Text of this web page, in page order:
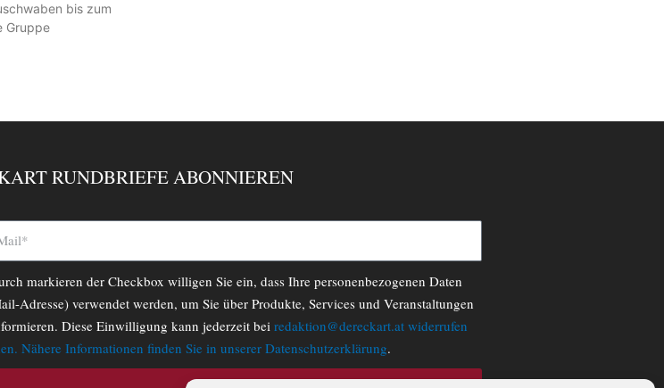
bis zum
Gruppe
RUNDBRIEFE ABONNIEREN
markieren der Checkbox willigen Sie ein, dass Ihre personenbezogenen Daten
Adresse) verwendet werden, um Sie über Produkte, Services und Veranstaltungen
Diese Einwilligung kann jederzeit bei redaktion@dereckart.at widerrufen
Nähere Informationen finden Sie in unserer Datenschutzerklärung.